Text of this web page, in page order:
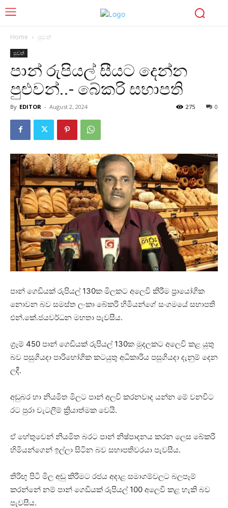
Home පුවත්
පුවත්
පාන් රුපියල් සීයට දෙන්න
පුළුවන්..- බේකරි සභාපති
By EDITOR - August 2, 2024 0
275
පාන් ගෙඩියක් රුපියල් 130ක මිලකට අලෙවි කිරීම ප්‍රායෝගික
නොවන බව සමස්ත ලංකා බේකරි හිමියන්ගේ සංගමයේ සභාපති
එන්.කේ.ජයවර්ධන මහතා පැවසීය.
ග්‍රෑම් 450 පාන් ගෙඩියක් රුපියල් 130ක මුදලකට අලෙවි කළ යුතු
බව පසුගියදා පාරිභෝගික කටයුතු අධිකාරිය පසුගියදා දැනුම් දෙන
ලදී.
අඩුබර හා නියමිත මිලට පාන් අලවි කරනවාද යන්න මේ වනවිට
රට පුරා වැටලීම් ක්‍රියාත්මක වෙයි.
ඒ හේතුවෙන් නියමිත බරට පාන් නිෂ්පාදනය කරන ලෙස බේකරි
හිමියන්ගෙන් ඉල්ලා සිටින බව සභාපතිවරයා පැවසීය.
තිරිඟු පිටි මිල අඩු කිරීමට රජය අදාළ සමාගම්වලට බලපෑම්
කරන්නේ නම් පාන් ගෙඩියක් රුපියල් 100 අලෙවි කළ හැකි බව
පැවසීය.